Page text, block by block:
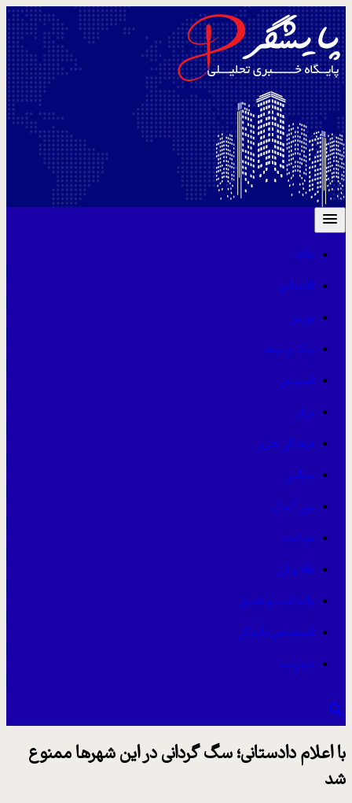
خانه
اقتصادی
بورس
بانک و بیمه
اجتماعی
بازار
فرهنگی هنری
سیاسی
بین الملل
حوادث
طلا و ارز
یادداشت و تحلیل
اختصاصی پایشگر
درباره ما
با اعلام دادستانی؛ سگ گردانی در این شهرها ممنوع
شد